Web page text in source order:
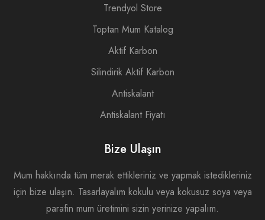
Trendyol Store
Toptan Mum Katalog
Aktif Karbon
Silindirik Aktif Karbon
Antiskalant
Antiskalant Fiyatı
Bize Ulaşın
Mum hakkında tüm merak ettikleriniz ve yapmak istedikleriniz
için bize ulaşın. Tasarlayalım kokulu veya kokusuz soya veya
parafin mum üretimini sizin yerinize yapalım.